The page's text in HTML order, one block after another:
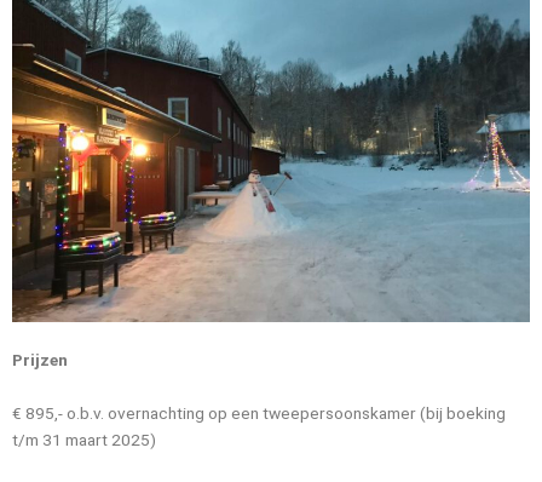
Prijzen
€ 895,- o.b.v. overnachting op een tweepersoonskamer (bij boeking
t/m 31 maart 2025)